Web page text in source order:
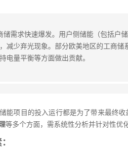
需求快速爆发。用户侧储能（包括户
减少弃光现象。部分欧美地区的工商
电量平衡等方面做出贡献。
能项目的投入运行都是为了带来最终
等多个方面，需系统性分析并针对性优